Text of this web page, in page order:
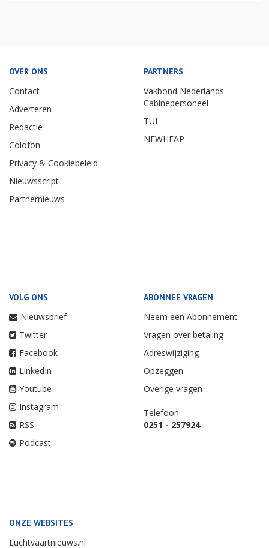
OVER ONS
Contact
Adverteren
Redactie
Colofon
Privacy & Cookiebeleid
Nieuwsscript
Partnernieuws
PARTNERS
Vakbond Nederlands
Cabinepersoneel
TUI
NEWHEAP
VOLG ONS
Nieuwsbrief
Twitter
Facebook
LinkedIn
Youtube
Instagram
RSS
Podcast
ABONNEE VRAGEN
Neem een Abonnement
Vragen over betaling
Adreswijziging
Opzeggen
Overige vragen
Telefoon:
0251 - 257924
ONZE WEBSITES
Luchtvaartnieuws.nl